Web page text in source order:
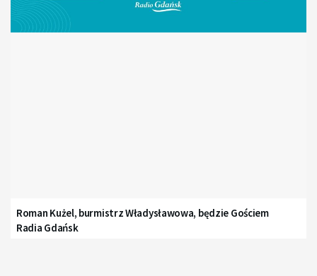
Roman Kużel, burmistrz Władysławowa, będzie Gościem
Radia Gdańsk